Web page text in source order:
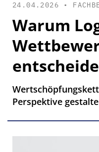
24.04.2026 •
Warum
Perspektive